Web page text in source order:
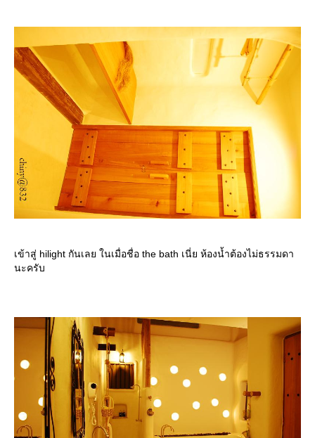
เข้าสู่ hilight กันเลย ในเมื่อชื่อ the bath เนี่ย ห้องน้ำต้องไม่ธรรมดา
นะครับ